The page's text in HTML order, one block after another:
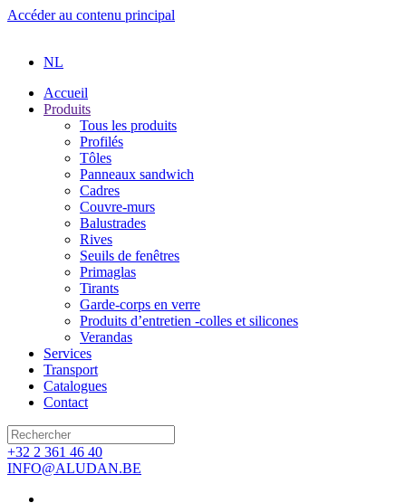
Accéder au contenu principal
NL
Accueil
Produits
Tous les produits
Profilés
Tôles
Panneaux sandwich
Cadres
Couvre-murs
Balustrades
Rives
Seuils de fenêtres
Primaglas
Tirants
Garde-corps en verre
Produits d’entretien -colles et silicones
Verandas
Services
Transport
Catalogues
Contact
+32 2 361 46 40
INFO@ALUDAN.BE